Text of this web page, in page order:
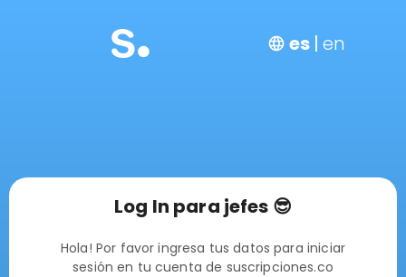
es | en
Log In para jefes 😎
Hola! Por favor ingresa tus datos para iniciar
sesión en tu cuenta de suscripciones.co